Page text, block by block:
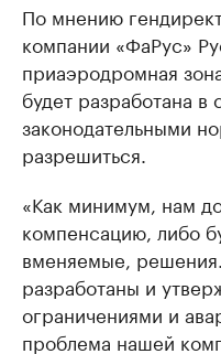
По мнению
компании «ФаРус»
приаэродромная
будет разработана в
законодательными
разрешиться.
«Как минимум, нам
компенсацию, либо
вменяемые,
разработаны и
ограничениями и
проблема нашей